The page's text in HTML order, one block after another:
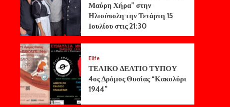
Μαύρη Χήρα” στην
Ηλιούπολη την Τετάρτη 15
Ιουλίου στις 21:30
Elife
ΤΕΛΙΚΟ ΔΕΛΤΙΟ ΤΥΠΟΥ
4ος Δρόμος Θυσίας “Κακολύρι
1944”